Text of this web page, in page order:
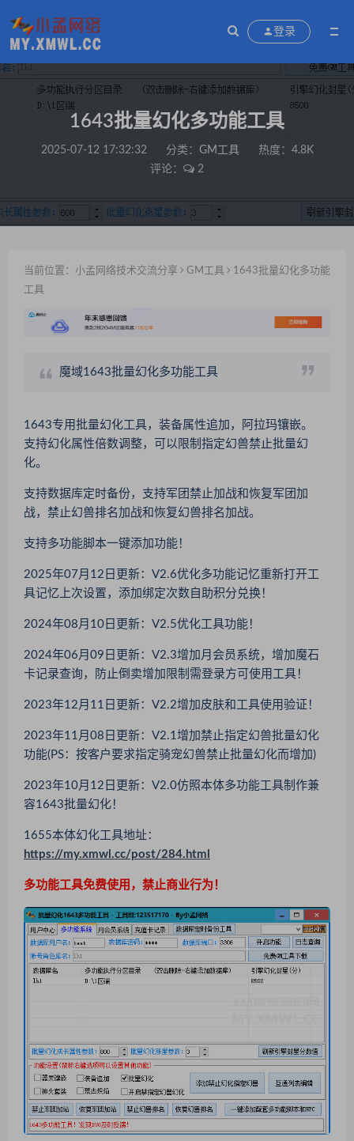
登录
1643批量幻化多功能工具
2025-07-12 17:32:32 分类： GM工具
热度：4.8K
评论：
2
当前位置： 小孟网络技术交流分享 GM工具
1643批量幻化多功能
工具
魔域1643批量幻化多功能工具
1643专用批量幻化工具，装备属性追加，阿拉玛镶嵌。
支持幻化属性倍数调整，可以限制指定幻兽禁止批量幻
化。
支持数据库定时备份，支持军团禁止加战和恢复军团加
战，禁止幻兽排名加战和恢复幻兽排名加战。
支持多功能脚本一键添加功能！
2025年07月12日更新：V2.6优化多功能记忆重新打开工
具记忆上次设置，添加绑定次数自助积分兑换！
2024年08月10日更新：V2.5优化工具功能！
2024年06月09日更新：V2.3增加月会员系统，增加魔石
卡记录查询，防止倒卖增加限制需登录方可使用工具！
2023年12月11日更新：V2.2增加皮肤和工具使用验证！
2023年11月08日更新： V2.1增加禁止指定幻兽批量幻化
功能(PS：按客户要求指定骑宠幻兽禁止批量幻化而增加)
2023年10月12日更新： V2.0仿照本体多功能工具制作兼
容1643批量幻化！
1655本体幻化工具地址：
https://my.xmwl.cc/post/284.html
多功能工具免费使用，禁止商业行为！